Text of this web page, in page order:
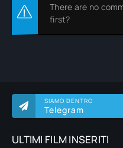
SIAMO DENTRO
Telegram
ULTIMI FILM INSERITI
There are no
first?